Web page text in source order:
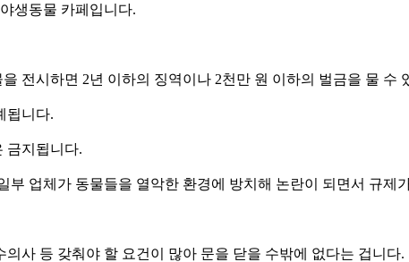
생동물 카페입니다.
전시하면 2년 이하의 징역이나 2천만 원 이하의 벌금을 물 수
됩니다.
금지됩니다.
업체가 동물들을 열악한 환경에 방치해 논란이 되면서 규제
사 등 갖춰야 할 요건이 많아 문을 닫을 수밖에 없다는 겁니다.